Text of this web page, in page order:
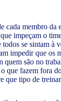
cada membro
impeçam o
se sintam à
impedir que os
quem são no
que fazem fora
que tipo de